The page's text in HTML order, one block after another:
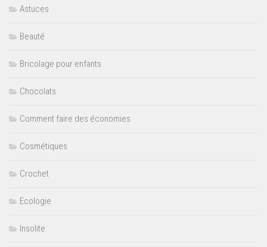
Astuces
Beauté
Bricolage pour enfants
Chocolats
Comment faire des économies
Cosmétiques
Crochet
Ecologie
Insolite